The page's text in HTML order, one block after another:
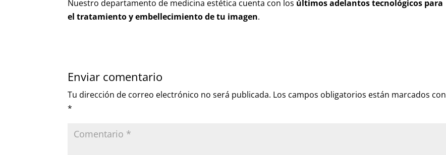
Nuestro departamento de medicina estética cuenta con los últimos adelantos tecnológicos para
el tratamiento y embellecimiento de tu imagen.
Enviar comentario
Tu dirección de correo electrónico no será publicada. Los campos obligatorios están marcados con
*